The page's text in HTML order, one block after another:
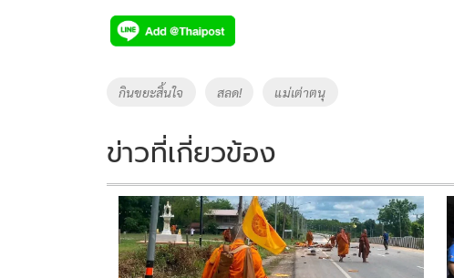
e
b
o
k
tt
er
p
y
Li
k
Tags
กินขยะสิ้นใจ สลด! แม่เต่าตนุ
ข่าวที่เกี่ยวข้อง